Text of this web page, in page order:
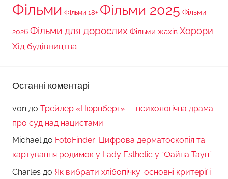
Фільми Фільми 18+ Фільми 2025 Фільми
2026 Фільми для дорослих Фільми жахів Хорори
Хід будівництва
Останні коментарі
von до Трейлер «Нюрнберг» — психологічна драма
про суд над нацистами
Michaelдо FotoFinder: Цифрова дерматоскопія та
картування родимок у Lady Esthetic у “Файна Таун”
Charles до Як вибрати хлібопічку: основні критерії і